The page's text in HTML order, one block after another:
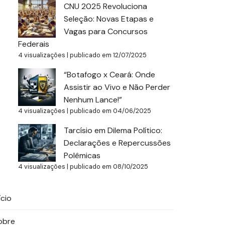
CNU 2025 Revoluciona
Seleção: Novas Etapas e
Vagas para Concursos
Federais
4 visualizações | publicado em 12/07/2025
“Botafogo x Ceará: Onde
Assistir ao Vivo e Não Perder
Nenhum Lance!”
4 visualizações | publicado em 04/06/2025
Tarcísio em Dilema Político:
Declarações e Repercussões
Polêmicas
4 visualizações | publicado em 08/10/2025